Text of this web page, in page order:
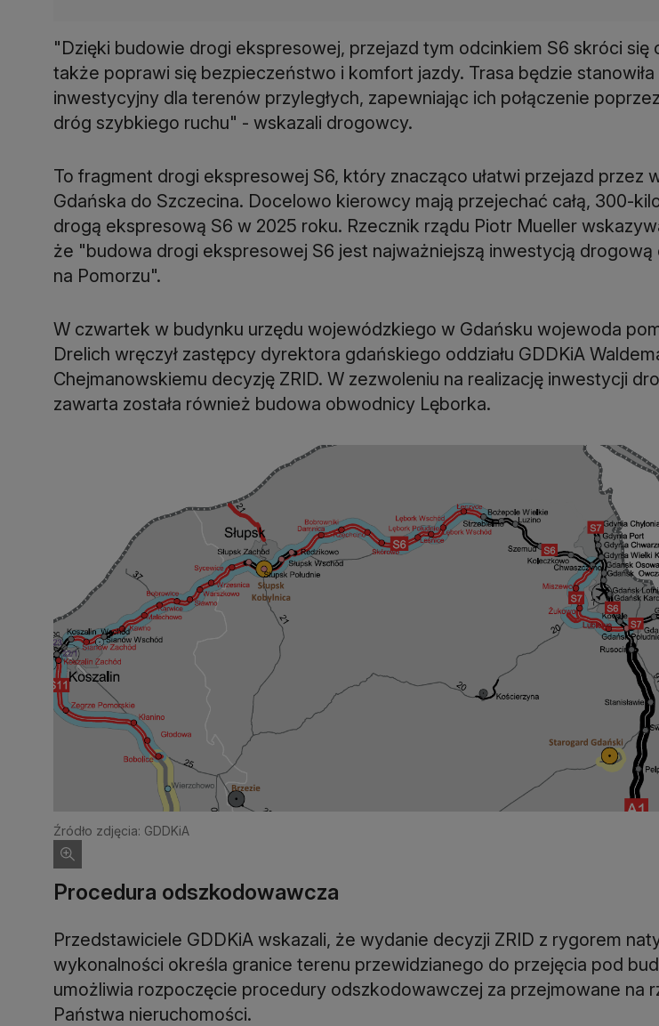
"Dzięki budowie drogi ekspresowej, przejazd tym odcinkiem S6 skróci się
także poprawi się bezpieczeństwo i komfort jazdy. Trasa będzie
inwestycyjny dla terenów przyległych, zapewniając ich połączenie
dróg szybkiego ruchu" - wskazali drogowcy.
To fragment drogi ekspresowej S6, który znacząco ułatwi przejazd przez
Gdańska do Szczecina. Docelowo kierowcy mają przejechać całą, 300-
drogą ekspresową S6 w 2025 roku. Rzecznik rządu Piotr Mueller
że "budowa drogi ekspresowej S6 jest najważniejszą inwestycją drogową
na Pomorzu".
W czwartek w budynku urzędu wojewódzkiego w Gdańsku wojewoda
Drelich wręczył zastępcy dyrektora gdańskiego oddziału GDDKiA
Chejmanowskiemu decyzję ZRID. W zezwoleniu na realizację inwestycji
zawarta została również budowa obwodnicy Lęborka.
Źródło zdjęcia: GDDKiA
Procedura odszkodowawcza
Przedstawiciele GDDKiA wskazali, że wydanie decyzji ZRID z rygorem
wykonalności określa granice terenu przewidzianego do przejęcia pod
umożliwia rozpoczęcie procedury odszkodowawczej za przejmowane na
Państwa nieruchomości.